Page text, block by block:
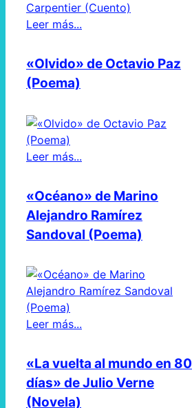
Leer más...
«Olvido» de Octavio Paz
(Poema)
Leer más...
«Océano» de Marino
Alejandro Ramírez
Sandoval (Poema)
Leer más...
«La vuelta al mundo en 80
días» de Julio Verne
(Novela)